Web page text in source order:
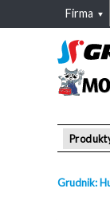
Firma
Grudnik: